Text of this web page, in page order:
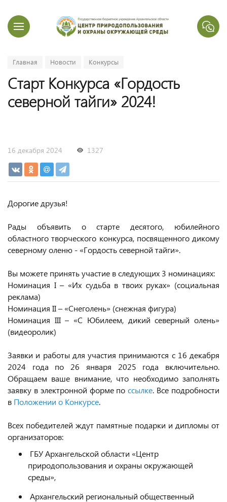
Главная Новости Конкурсы
Старт Конкурса «Гордость
северной тайги» 2024!
16 декабря 2024 1327
Дорогие друзья!
Рады объявить о старте десятого, юбилейного
областного творческого конкурса, посвященного дикому
северному оленю - «Гордость северной тайги».
Вы можете принять участие в следующих 3 номинациях:
Номинация I – «Их судьба в твоих руках» (социальная
реклама)
Номинация II – «Снеголень» (снежная фигура)
Номинация III – «С Юбилеем, дикий северный олень»
(видеоролик)
Заявки и работы для участия принимаются с 16 декабря
2024 года по 26 января 2025 года включительно.
Обращаем ваше внимание, что необходимо заполнять
заявку в электронной форме поссылке. Все подробности
в Положении о Конкурсе.
Всех победителей ждут памятные подарки и дипломы от
организаторов:
ГБУ Архангельской области «Центр
природопользования и охраны окружающей
среды»,
Архангельский региональный общественный